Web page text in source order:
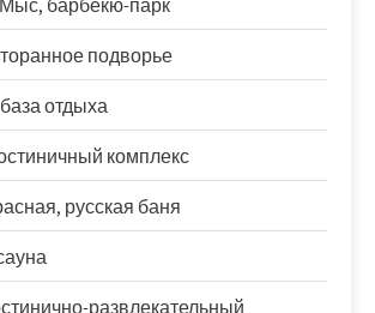
барбекю-парк
подворье
отдыха
комплекс
русская баня
развлекательный